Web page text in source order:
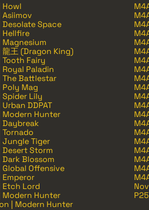
Howl
Asiimov
Desolate Space
Hellfire
Magnesium
龍王 (Dragon King)
Tooth Fairy
Royal Paladin
The Battlestar
Poly Mag
Spider Lily
DDPAT
Modern Hunter
Daybreak
Tornado
Jungle Tiger
Desert Storm
Dark Blossom
Global Offensive
Emperor
Etch Lord
Modern Hunter
| Modern Hunter